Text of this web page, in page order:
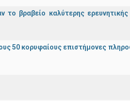
βραβείο καλύτερης
50 κορυφαίους επιστήμονες